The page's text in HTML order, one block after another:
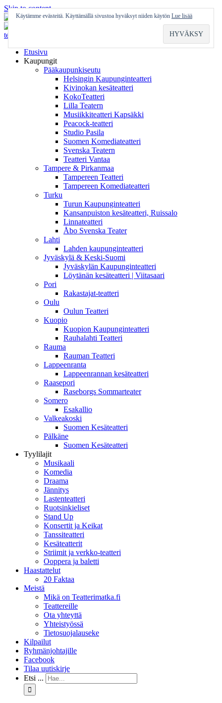
Skip to content
Etusivu
Kaupungit
Pääkaupunkiseutu
Helsingin Kaupunginteatteri
Kivinokan kesäteatteri
KokoTeatteri
Lilla Teatern
Musiikkiteatteri Kapsäkki
Peacock-teatteri
Studio Pasila
Suomen Komediateatteri
Svenska Teatern
Teatteri Vantaa
Tampere & Pirkanmaa
Tampereen Teatteri
Tampereen Komediateatteri
Turku
Turun Kaupunginteatteri
Kansanpuiston kesäteatteri, Ruissalo
Linnateatteri
Åbo Svenska Teater
Lahti
Lahden kaupunginteatteri
Jyväskylä & Keski-Suomi
Jyväskylän Kaupunginteatteri
Löytänän kesäteatteri | Viitasaari
Pori
Rakastajat-teatteri
Oulu
Oulun Teatteri
Kuopio
Kuopion Kaupunginteatteri
Rauhalahti Teatteri
Rauma
Rauman Teatteri
Lappeenranta
Lappeenrannan kesäteatteri
Raasepori
Raseborgs Sommarteater
Somero
Esakallio
Valkeakoski
Suomen Kesäteatteri
Pälkäne
Suomen Kesäteatteri
Tyylilajit
Musikaali
Komedia
Draama
Jännitys
Lastenteatteri
Ruotsinkieliset
Stand Up
Konsertit ja Keikat
Tanssiteatteri
Kesäteatterit
Striimit ja verkko-teatteri
Ooppera ja baletti
Haastattelut
20 Faktaa
Meistä
Mikä on Teatterimatka.fi
Teattereille
Ota yhteyttä
Yhteistyössä
Tietosuojalauseke
Kilpailut
Ryhmänjohtajille
Facebook
Tilaa uutiskirje
Etsi ...
Käytämme evästeitä. Käyttämällä sivustoa hyväksyt niiden käytön Lue lisää